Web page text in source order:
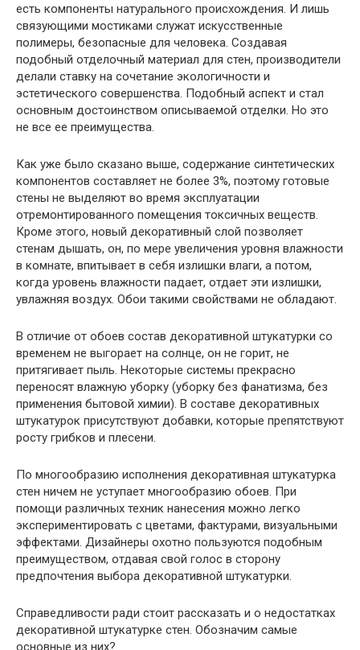
есть компоненты натурального происхождения. И лишь
связующими мостиками служат искусственные
полимеры, безопасные для человека. Создавая
подобный отделочный материал для стен, производители
делали ставку на сочетание экологичности и
эстетического совершенства. Подобный аспект и стал
основным достоинством описываемой отделки. Но это
не все ее преимущества.
Как уже было сказано выше, содержание синтетических
компонентов составляет не более 3%, поэтому готовые
стены не выделяют во время эксплуатации
отремонтированного помещения токсичных веществ.
Кроме этого, новый декоративный слой позволяет
стенам дышать, он, по мере увеличения уровня влажности
в комнате, впитывает в себя излишки влаги, а потом,
когда уровень влажности падает, отдает эти излишки,
увлажняя воздух. Обои такими свойствами не обладают.
В отличие от обоев состав декоративной штукатурки со
временем не выгорает на солнце, он не горит, не
притягивает пыль. Некоторые системы прекрасно
переносят влажную уборку (уборку без фанатизма, без
применения бытовой химии). В составе декоративных
штукатурок присутствуют добавки, которые препятствуют
росту грибков и плесени.
По многообразию исполнения декоративная штукатурка
стен ничем не уступает многообразию обоев. При
помощи различных техник нанесения можно легко
экспериментировать с цветами, фактурами, визуальными
эффектами. Дизайнеры охотно пользуются подобным
преимуществом, отдавая свой голос в сторону
предпочтения выбора декоративной штукатурки.
Справедливости ради стоит рассказать и о недостатках
декоративной штукатурке стен. Обозначим самые
основные из них?